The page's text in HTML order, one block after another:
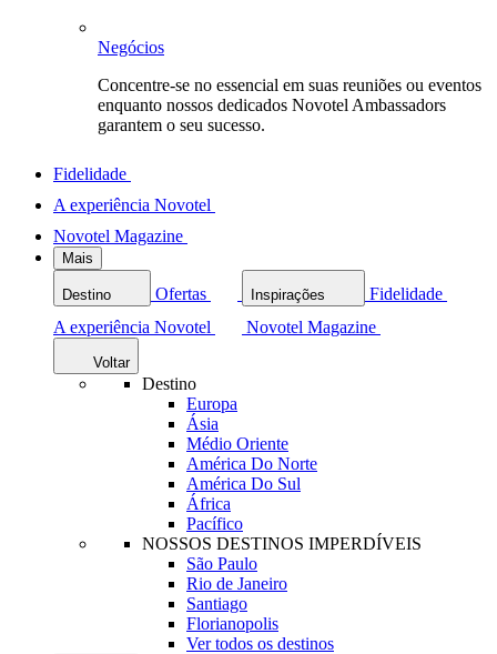
Negócios
Concentre-se no essencial em suas reuniões ou eventos
enquanto nossos dedicados Novotel Ambassadors
garantem o seu sucesso.
Fidelidade
A experiência Novotel
Novotel Magazine
Mais
Destino Ofertas Inspirações
Fidelidade
A experiência Novotel
Novotel Magazine
Voltar
Destino
Europa
Ásia
Médio Oriente
América Do Norte
América Do Sul
África
Pacífico
NOSSOS DESTINOS IMPERDÍVEIS
São Paulo
Rio de Janeiro
Santiago
Florianopolis
Ver todos os destinos